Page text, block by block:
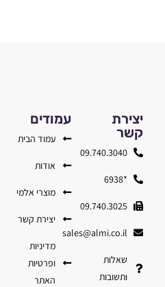
עמודים
עמוד הבית
אודות
מוצרי אלמי
יצירת קשר
מדיניות
ופרטיות
האתר
יצירת
קשר
09.740.3040
*6938
09.740.3025
sales@almi.co.il
שאלות
ותשובות